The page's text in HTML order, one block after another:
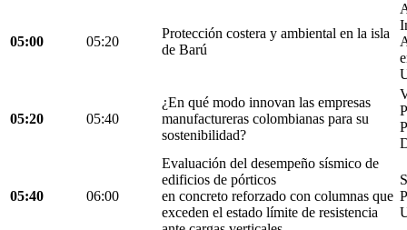
05:00 05:20
Protección costera y ambiental en la isla
de Barú
05:20 05:40
¿En qué modo innovan las empresas
manufactureras colombianas para su
sostenibilidad?
05:40 06:00
Evaluación del desempeño sísmico de
edificios de pórticos
en concreto reforzado con columnas que
exceden el estado límite de resistencia